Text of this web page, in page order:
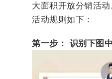
大面积开放分销活动
活动规则如下：
第一步： 识别下图